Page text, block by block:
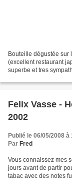
Bouteille dégustée sur
(excellent restaurant
superbe et tres
Felix Vasse -
2002
Publié le 06/05/2008 à
Par Fred
Vous connaissez mes
jours avant de partir
tabac avec des notes